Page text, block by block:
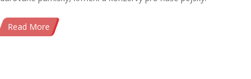
Read More